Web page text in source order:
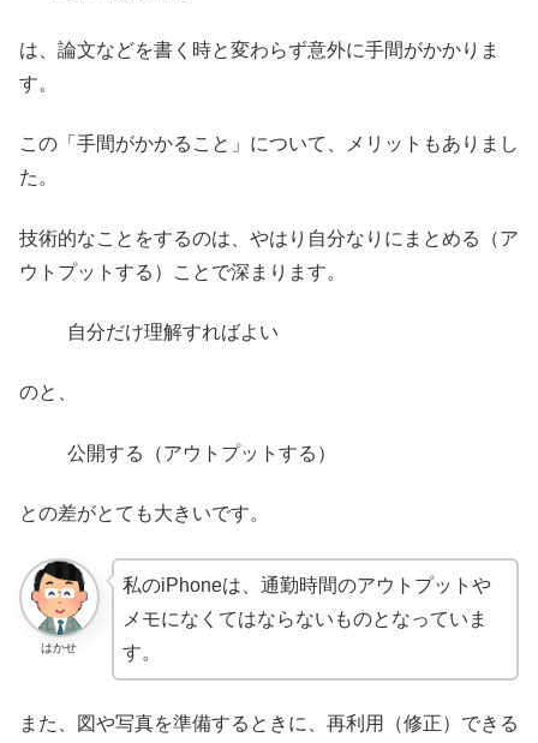
は、論文などを書く時と変わらず意外に手間がかかりま
す。
この「手間がかかること」について、メリットもありまし
た。
技術的なことをするのは、やはり自分なりにまとめる（ア
ウトプットする）ことで深まります。
自分だけ理解すればよい
のと、
公開する（アウトプットする）
との差がとても大きいです。
はかせ
私のiPhoneは、通勤時間のアウトプットや
メモになくてはならないものとなっていま
す。
また、図や写真を準備するときに、再利用（修正）できる